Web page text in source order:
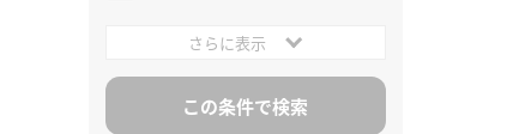
さらに表示